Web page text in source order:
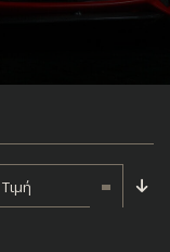
Τιμή